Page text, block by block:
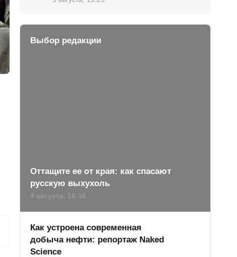
Выбор редакции
Оттащите ее от края: как спасают
русскую выхухоль
4 августа, 16:16
Как устроена современная
добыча нефти: репортаж Naked
Science